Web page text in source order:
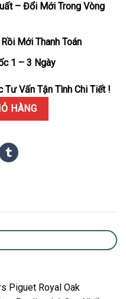
– Đổi Mới Trong Vòng
Mới Thanh Toán
1 – 3 Ngày
Tư Vấn Tận Tình Chi Tiết !
Chronograph 26331ST
HÀNG
Piguet Royal Oak